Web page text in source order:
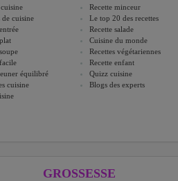
Recette minceur
de cuisine
Le top 20 des recettes
Recette salade
Cuisine du monde
Recettes végétariennes
Recette enfant
équilibré
Quizz cuisine
cuisine
Blogs des experts
GROSSESSE